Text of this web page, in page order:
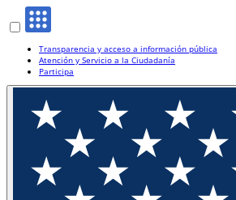
Transparencia y acceso a información pública
Atención y Servicio a la Ciudadanía
Participa